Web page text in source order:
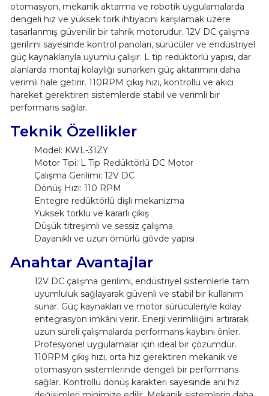
otomasyon, mekanik aktarma ve robotik uygulamalarda
dengeli hız ve yüksek tork ihtiyacını karşılamak üzere
tasarlanmış güvenilir bir tahrik motorudur. 12V DC çalışma
gerilimi sayesinde kontrol panoları, sürücüler ve endüstriyel
güç kaynaklarıyla uyumlu çalışır. L tip redüktörlü yapısı, dar
alanlarda montaj kolaylığı sunarken güç aktarımını daha
verimli hale getirir. 110RPM çıkış hızı, kontrollü ve akıcı
hareket gerektiren sistemlerde stabil ve verimli bir
performans sağlar.
Teknik Özellikler
Model: KWL-31ZY
Motor Tipi: L Tip Redüktörlü DC Motor
Çalışma Gerilimi: 12V DC
Dönüş Hızı: 110 RPM
Entegre redüktörlü dişli mekanizma
Yüksek torklu ve kararlı çıkış
Düşük titreşimli ve sessiz çalışma
Dayanıklı ve uzun ömürlü gövde yapısı
Anahtar Avantajlar
12V DC çalışma gerilimi, endüstriyel sistemlerle tam
uyumluluk sağlayarak güvenli ve stabil bir kullanım
sunar. Güç kaynakları ve motor sürücüleriyle kolay
entegrasyon imkânı verir. Enerji verimliliğini artırarak
uzun süreli çalışmalarda performans kaybını önler.
Profesyonel uygulamalar için ideal bir çözümdür.
110RPM çıkış hızı, orta hız gerektiren mekanik ve
otomasyon sistemlerinde dengeli bir performans
sağlar. Kontrollü dönüş karakteri sayesinde ani hız